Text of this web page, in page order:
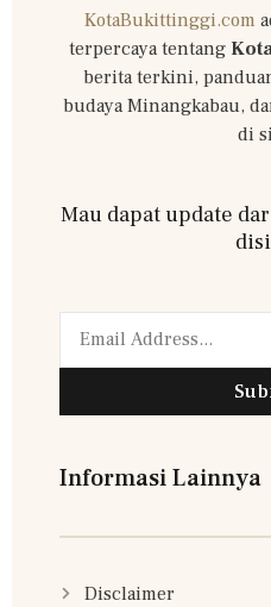
KotaBukittinggi.com
terpercaya tentang
berita terkini,
budaya Minangkabau,
di
Mau dapat update
Informasi Lainnya
Disclaimer